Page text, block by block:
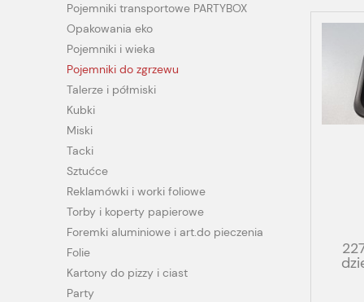
Pojemniki transportowe PARTYBOX
Opakowania eko
Pojemniki i wieka
Pojemniki do zgrzewu
Talerze i półmiski
Kubki
Miski
Tacki
Sztućce
Reklamówki i worki foliowe
Torby i koperty papierowe
Foremki aluminiowe i art.do pieczenia
Folie
Kartony do pizzy i ciast
Party